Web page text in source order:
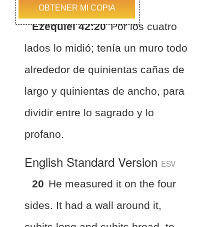
(Español)BLA
Ezequiel 42:20 Por los cuatro
lados lo midió; tenía un muro todo
alrededor de quinientas cañas de
largo y quinientas de ancho, para
dividir entre lo sagrado y lo
profano.
English Standard Version ESV
20 He measured it on the four
sides. It had a wall around it,